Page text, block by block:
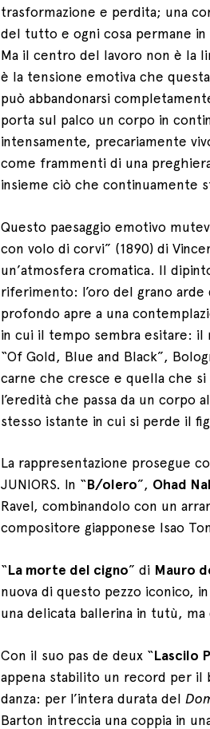
trasformazione e perdita; una
del tutto e ogni cosa permane
Ma il centro del lavoro non è la
è la tensione emotiva che
può abbandonarsi
porta sul palco un corpo in
intensamente, precariamente
come frammenti di una
insieme ciò che continuamente
Questo paesaggio emotivo
con volo di corvi” (1890) di
un’atmosfera cromatica. Il
riferimento: l’oro del grano
profondo apre a una
in cui il tempo sembra esitare: il
“Of Gold, Blue and Black”,
carne che cresce e quella che
l’eredità che passa da un corpo
stesso istante in cui si perde il
La rappresentazione prosegue
JUNIORS. In “B/olero”, Ohad
Ravel, combinandolo con un
compositore giapponese Isao
“La morte del cigno” di Mauro
nuova di questo pezzo iconico,
una delicata ballerina in tutù, ma
Con il suo pas de deux “Lascilo
appena stabilito un record per il
danza: per l’intera durata del
Barton intreccia una coppia in